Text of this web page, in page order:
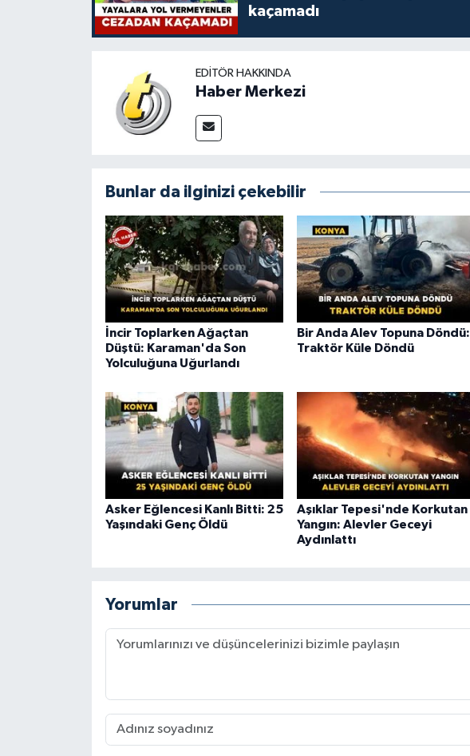
kaçamadı
EDITÖR HAKKINDA
Haber Merkezi
Bunlar da ilginizi çekebilir
İncir Toplarken Ağaçtan
Düştü: Karaman'da Son
Yolculuğuna Uğurlandı
Bir Anda Alev Topuna Döndü:
Traktör Küle Döndü
Asker Eğlencesi Kanlı Bitti: 25
Yaşındaki Genç Öldü
Aşıklar Tepesi'nde Korkutan
Yangın: Alevler Geceyi
Aydınlattı
Yorumlar